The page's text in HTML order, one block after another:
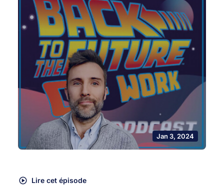
Jan 3, 2024
Lire cet épisode